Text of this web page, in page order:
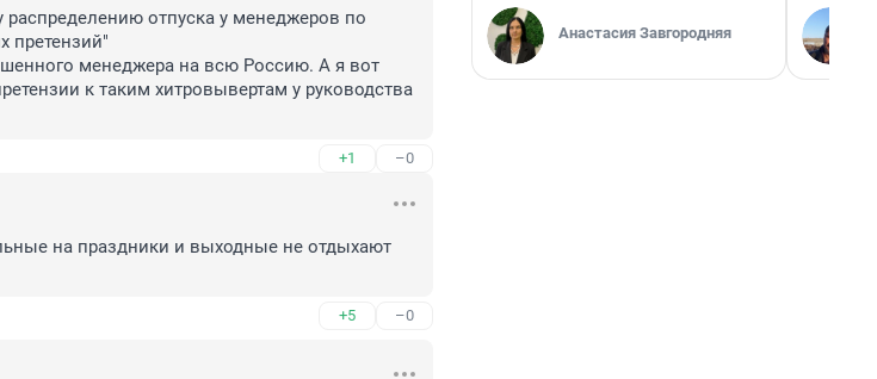
распределению отпуска у менеджеров по
претензий"
менеджера на всю Россию. А я вот
к таким хитровывертам у руководства
+1 –0
на праздники и выходные не отдыхают
+5 –0
Анастасия Завгородняя